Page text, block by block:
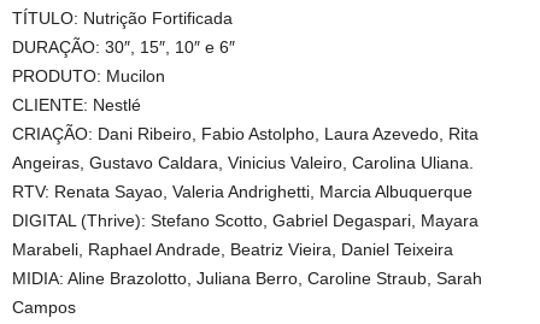
TÍTULO: Nutrição Fortificada
DURAÇÃO: 30″, 15″, 10″ e 6″
PRODUTO: Mucilon
CLIENTE: Nestlé
CRIAÇÃO: Dani Ribeiro, Fabio Astolpho, Laura Azevedo, Rita
Angeiras, Gustavo Caldara, Vinicius Valeiro, Carolina Uliana.
RTV: Renata Sayao, Valeria Andrighetti, Marcia Albuquerque
DIGITAL (Thrive): Stefano Scotto, Gabriel Degaspari, Mayara
Marabeli, Raphael Andrade, Beatriz Vieira, Daniel Teixeira
MIDIA: Aline Brazolotto, Juliana Berro, Caroline Straub, Sarah
Campos